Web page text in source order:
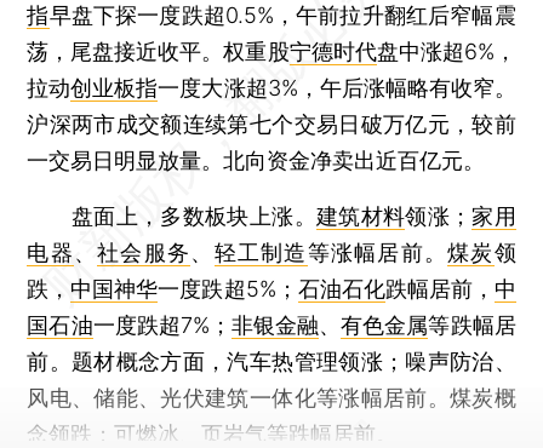
指早盘下探一度跌超0.5%，午前拉升翻红后窄幅震
荡，尾盘接近收平。权重股宁德时代盘中涨超6%，
拉动创业板指一度大涨超3%，午后涨幅略有收窄。
沪深两市成交额连续第七个交易日破万亿元，较前
一交易日明显放量。北向资金净卖出近百亿元。
盘面上，多数板块上涨。 建筑材料领涨； 家用
电器、社会服务、 轻工制造等涨幅居前。煤炭领
跌， 中国神华一度跌超5%； 石油石化跌幅居前， 中
国石油一度跌超7%； 非银金融、有色金属等跌幅居
前。题材概念方面，汽车热管理领涨；噪声防治、
风电、储能、光伏建筑一体化等涨幅居前。煤炭概
念领跌；可燃冰、页岩气等跌幅居前。